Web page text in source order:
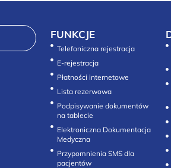
FUNKCJE
Telefoniczna rejestracja
E-rejestracja
Płatności internetowe
Lista rezerwowa
Podpisywanie dokumentów
na tablecie
Elektroniczna Dokumentacja
Medyczna
Przypomnienia SMS dla
pacjentów